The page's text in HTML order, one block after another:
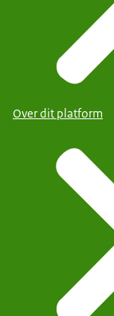
Over dit platform